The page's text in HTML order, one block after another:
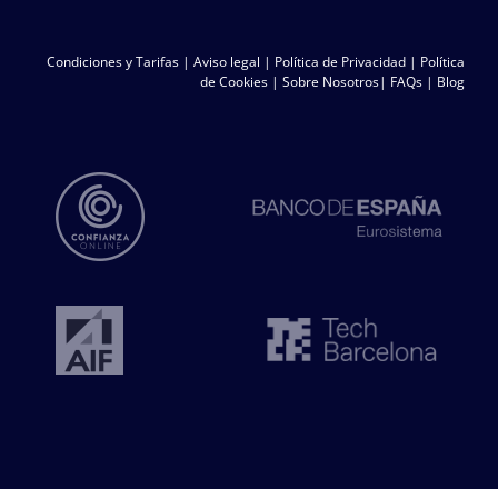
Condiciones y Tarifas |Aviso legal | Política de Privacidad | Política
de Cookies |Sobre Nosotros| FAQs | Blog